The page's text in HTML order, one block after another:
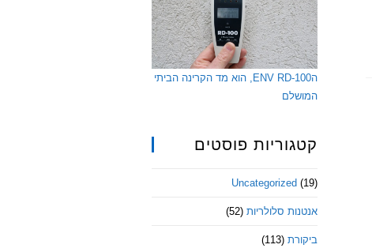
הENV RD-100, הוא מד הקרינה הביתי
המושלם
קטגוריות פוסטים
Uncategorized (19)
אנטנות סלולריות (52)
ביקורת (113)